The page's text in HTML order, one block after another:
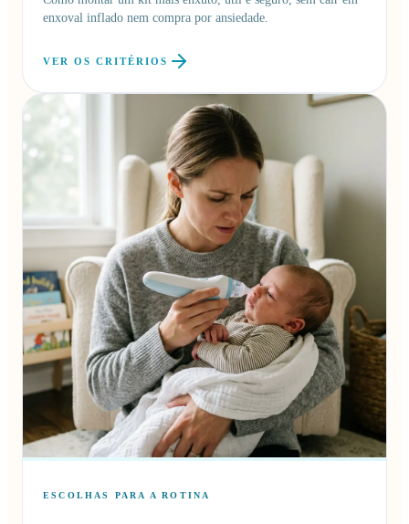
enxoval inflado nem compra por ansiedade.
VER OS CRITÉRIOS
ESCOLHAS PARA A ROTINA